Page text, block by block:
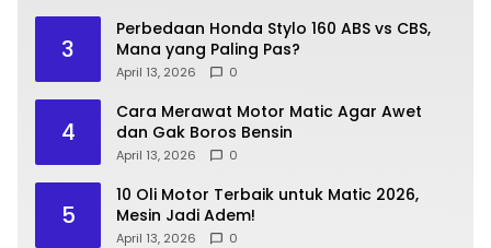
3
Perbedaan Honda Stylo 160 ABS vs CBS,
Mana yang Paling Pas?
April 13, 2026 0
4
Cara Merawat Motor Matic Agar Awet
dan Gak Boros Bensin
April 13, 2026 0
5
10 Oli Motor Terbaik untuk Matic 2026,
Mesin Jadi Adem!
April 13, 2026 0